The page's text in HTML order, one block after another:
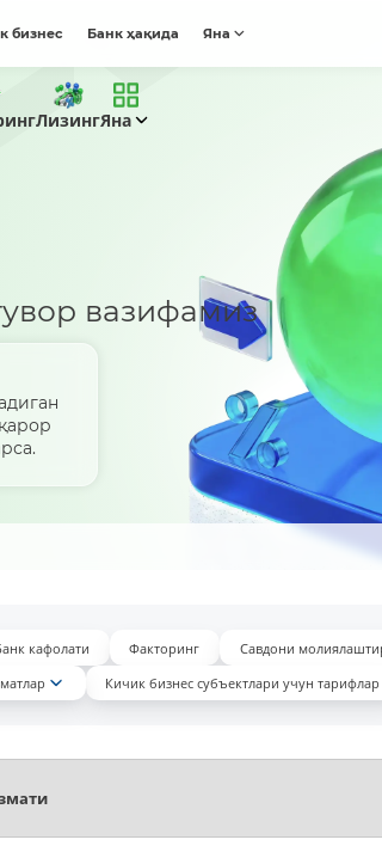
бизнес Банк ҳақида Яна
ЛизингЯна
вазифамиз
кафолати Факторинг Савдони
Кичик бизнес субъектлари учун тарифлар